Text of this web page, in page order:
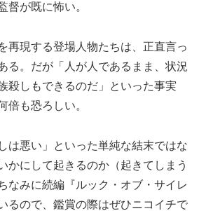
督が既に怖い。
再現する登場人物たちは、正直言っ
る。だが「人が人であるまま、状況
殺しもできるのだ」といった事実
倍も恐ろしい。
は悪い」といった単純な結末ではな
かにして起きるのか（起きてしまう
なみに続編『ルック・オブ・サイレ
るので、鑑賞の際はぜひニコイチで